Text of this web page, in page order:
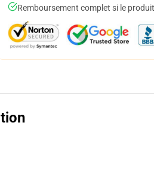
Remboursement complet si le